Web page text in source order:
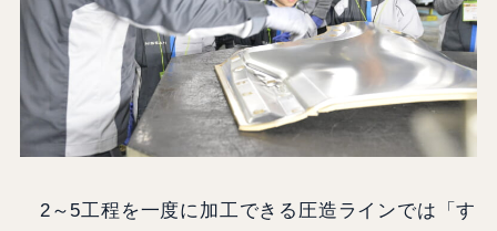
2～5工程を一度に加工できる圧造ラインでは「す